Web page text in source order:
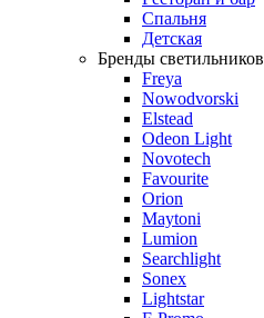
Спальня
Детская
Бренды светильников
Freya
Nowodvorski
Elstead
Odeon Light
Novotech
Favourite
Orion
Maytoni
Lumion
Searchlight
Sonex
Lightstar